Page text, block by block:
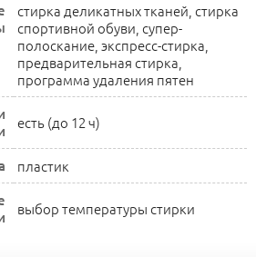
стирка деликатных тканей, стирка
спортивной обуви, супер-
полоскание, экспресс-стирка,
предварительная стирка,
программа удаления пятен
есть (до 12 ч)
пластик
выбор температуры стирки